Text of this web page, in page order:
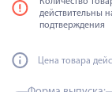
действительны
подтверждения
Цена товара